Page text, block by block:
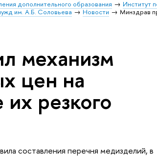
дополнительного образования
Институт
им. А.Б. Соловьева
Новости
Минздрав
механизм
цен на
резкого
составления перечня медизделий, в